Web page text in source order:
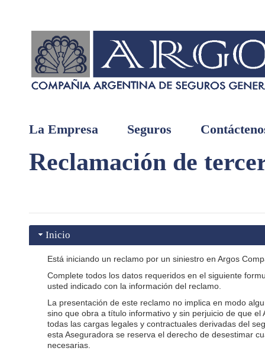
La Empresa Seguros
Reclamación de
Inicio
Está iniciando un reclamo por un siniestro en Argos
Complete todos los datos requeridos en el siguiente
usted indicado con la información del reclamo.
La presentación de este reclamo no implica en modo
sino que obra a título informativo y sin perjuicio de que
todas las cargas legales y contractuales derivadas del
esta Aseguradora se reserva el derecho de desestimar
necesarias.